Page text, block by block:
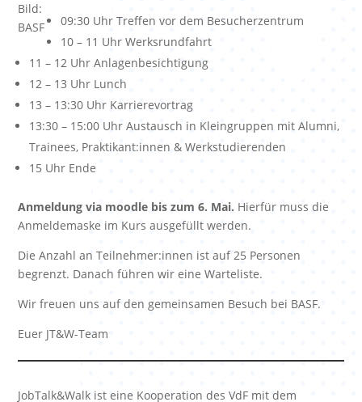
Bild:
BASF
09:30 Uhr Treffen vor dem Besucherzentrum
10 – 11 Uhr Werksrundfahrt
11 – 12 Uhr Anlagenbesichtigung
12 – 13 Uhr Lunch
13 – 13:30 Uhr Karrierevortrag
13:30 – 15:00 Uhr Austausch in Kleingruppen mit Alumni,
Trainees, Praktikant:innen & Werkstudierenden
15 Uhr Ende
Anmeldung via moodle bis zum 6. Mai. Hierfür muss die
Anmeldemaske im Kurs ausgefüllt werden.
Die Anzahl an Teilnehmer:innen ist auf 25 Personen
begrenzt. Danach führen wir eine Warteliste.
Wir freuen uns auf den gemeinsamen Besuch bei BASF.
Euer JT&W-Team
JobTalk&Walk ist eine Kooperation des VdF mit dem